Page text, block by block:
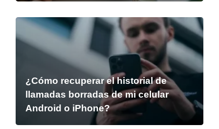
¿Cómo recuperar el historial de
llamadas borradas de mi celular
Android o iPhone?